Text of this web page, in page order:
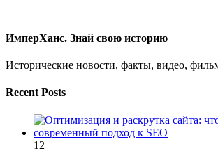
ИмперХанс. Знай свою историю
Исторические новости, факты, видео,
Recent Posts
12